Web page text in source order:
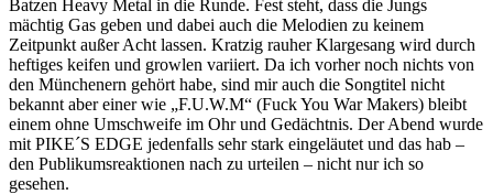
Batzen Heavy Metal in die Runde. Fest steht, dass die Jungs
mächtig Gas geben und dabei auch die Melodien zu keinem
Zeitpunkt außer Acht lassen. Kratzig rauher Klargesang wird durch
heftiges keifen und growlen variiert. Da ich vorher noch nichts von
den Münchenern gehört habe, sind mir auch die Songtitel nicht
bekannt aber einer wie „F.U.W.M“ (Fuck You War Makers) bleibt
einem ohne Umschweife im Ohr und Gedächtnis. Der Abend wurde
mit PIKE´S EDGE jedenfalls sehr stark eingeläutet und das hab –
den Publikumsreaktionen nach zu urteilen – nicht nur ich so
gesehen.